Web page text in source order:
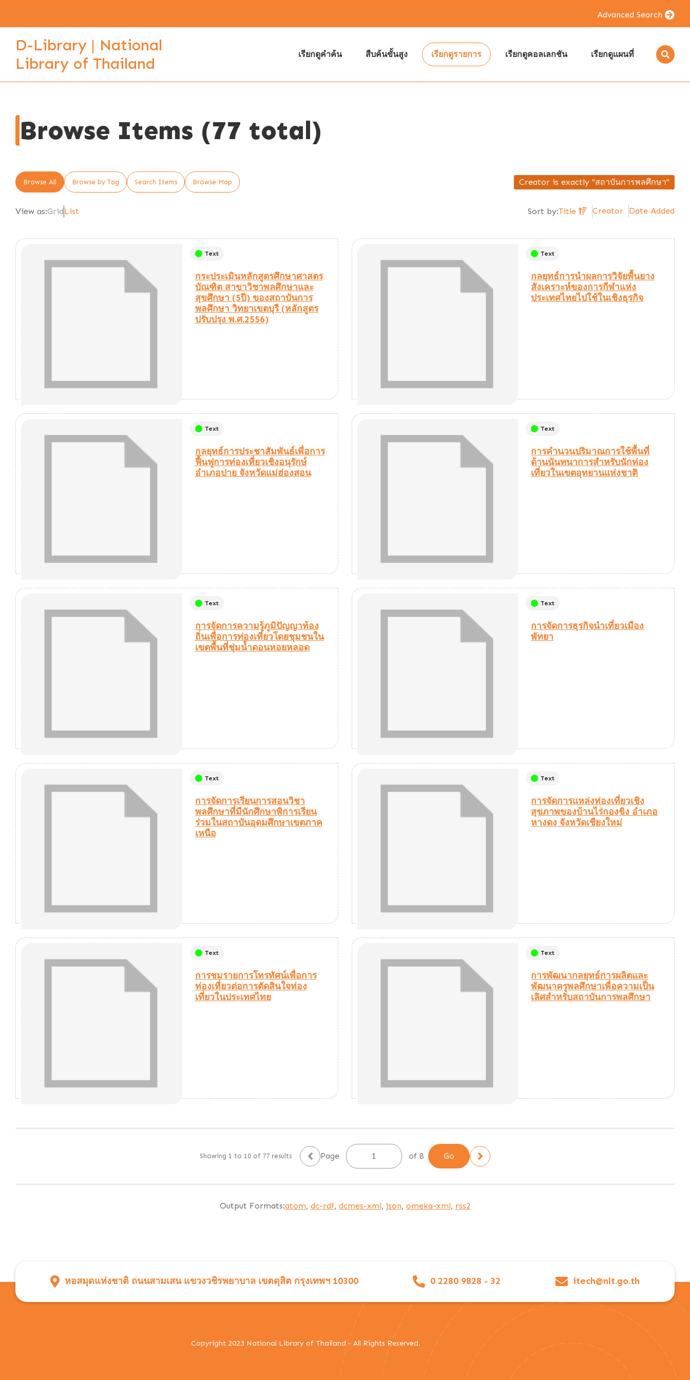
Advanced Search
D-Library | National
Library of Thailand
เรียกดูคำค้น สืบค้นขั้นสูง เรียกดูรายการ เรียกดูคอลเลกชัน เรียกดูแผนที่
Browse Items (77 total)
Browse All Browse by Tag Search Items Browse Map Creator is exactly "สถาบันการพลศึกษา"
View as:GridList Sort by:Title Creator Date Added
Text
กระประเมินหลักสูตรศึกษาศาสตร
บัณฑิต สาขาวิชาพลศึกษาและ
สุขศึกษา (5ปี) ของสถาบันการ
พลศึกษา วิทยาเขตบุรี (หลักสูตร
ปรับปรุง พ.ศ.2556)
Text
กลยุทธ์การนำผลการวิจัยพื้นยาง
สังเคราะห์ของการกีฬาแห่ง
ประเทศไทยไปใช้ในเชิงธุรกิจ
Text
กลยุทธ์การประชาสัมพันธ์เพื่อการ
ฟื้นฟูการท่องเที่ยวเชิงอนุรักษ์
อำเภอปาย จังหวัดแม่ฮ่องสอน
Text
การคำนวนปริมาณการใช้พื้นที่
ด้านนันทนาการสำหรับนักท่อง
เที่ยวในเขตอุทยานแห่งชาติ
Text
การจัดการความรู้ภูมิปัญญาท้อง
ถิ่นเพื่อการท่องเที่ยวโดยชุมชนใน
เขตพื้นที่ชุ่มน้ำดอนหอยหลอด
Text
การจัดการธุรกิจนำเที่ยวเมือง
พัทยา
Text
การจัดการเรียนการสอนวิชา
พลศึกษาที่มีนักศึกษาพิการเรียน
ร่วมในสถาบันอุดมศึกษาเขตภาค
เหนือ
Text
การจัดการแหล่งท่องเที่ยวเชิง
สุขภาพของบ้านไร่กองขิง อำเภอ
หางดง จังหวัดเชียงใหม่
Text
การชมรายการโทรทัศน์เพื่อการ
ท่องเที่ยวต่อการตัดสินใจท่อง
เที่ยวในประเทศไทย
Text
การพัฒนากลยุทธ์การผลิตและ
พัฒนาครูพลศึกษาเพื่อความเป็น
เลิศสำหรับสถาบันการพลศึกษา
Showing 1 to 10 of 77 results Page of 8
Output Formats:atom, dc-rdf, dcmes-xml, json, omeka-xml, rss2
หอสมุดแห่งชาติ ถนนสามเสน แขวงวชิรพยาบาล เขตดุสิต กรุงเทพฯ 10300 0 2280 9828 - 32 itech@nlt.go.th
Copyright 2023 National Library of Thailand - All Rights Reserved.